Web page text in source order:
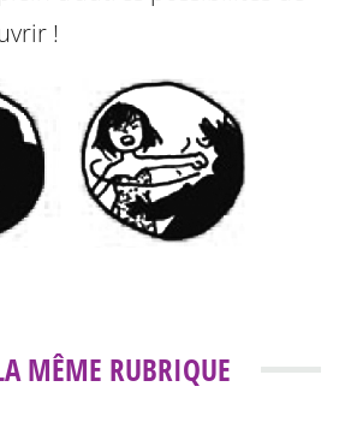
!
MÊME RUBRIQUE